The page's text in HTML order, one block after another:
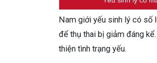
Nam giới yếu sinh lý có số
để thụ thai bị giảm đáng
thiện tình trạng yếu.